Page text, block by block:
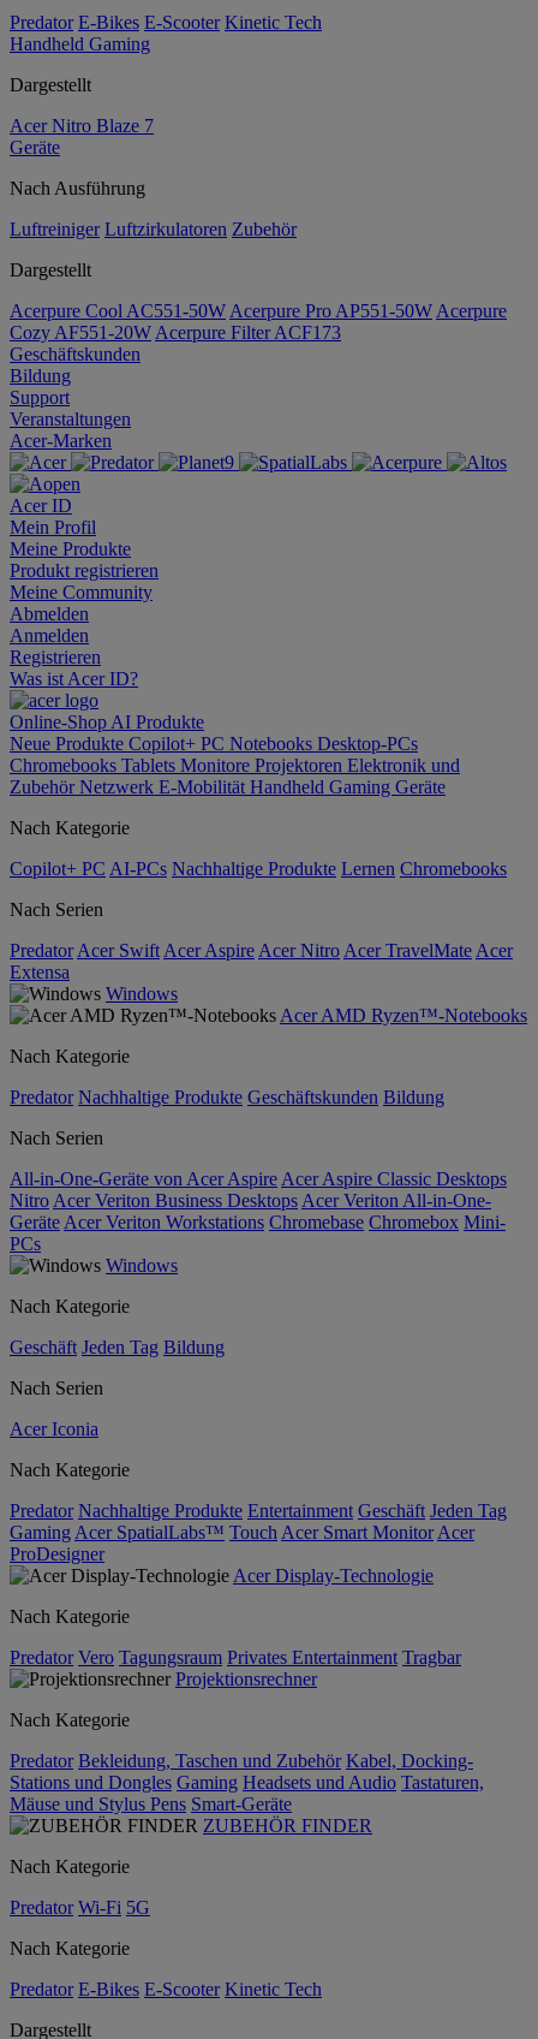
Predator E-Bikes E-Scooter Kinetic Tech
Handheld Gaming
Dargestellt
Acer Nitro Blaze 7
Geräte
Nach Ausführung
Luftreiniger Luftzirkulatoren Zubehör
Dargestellt
Acerpure Cool AC551-50W Acerpure Pro AP551-50W Acerpure
Cozy AF551-20W Acerpure Filter ACF173
Geschäftskunden
Bildung
Support
Veranstaltungen
Acer-Marken
Acer ID
Mein Profil
Meine Produkte
Produkt registrieren
Meine Community
Abmelden
Anmelden
Registrieren
Was ist Acer ID?
Online-Shop AI Produkte
Neue Produkte Copilot+ PC Notebooks Desktop-PCs
Chromebooks Tablets Monitore Projektoren Elektronik und
ZubehörNetzwerk E-Mobilität Handheld Gaming Geräte
Nach Kategorie
Copilot+ PC AI-PCs Nachhaltige Produkte Lernen Chromebooks
Nach Serien
Predator Acer Swift Acer Aspire Acer Nitro Acer TravelMate Acer
Extensa
Windows
Acer AMD Ryzen™-Notebooks
Nach Kategorie
Predator Nachhaltige Produkte Geschäftskunden Bildung
Nach Serien
All-in-One-Geräte von Acer Aspire Acer Aspire Classic Desktops
Nitro Acer Veriton Business Desktops Acer Veriton All-in-One-
Geräte Acer Veriton Workstations Chromebase Chromebox Mini-
PCs
Windows
Nach Kategorie
Geschäft Jeden Tag Bildung
Nach Serien
Acer Iconia
Nach Kategorie
Predator Nachhaltige Produkte Entertainment Geschäft Jeden Tag
Gaming Acer SpatialLabs™ Touch Acer Smart Monitor Acer
ProDesigner
Acer Display-Technologie
Nach Kategorie
Predator Vero Tagungsraum Privates Entertainment Tragbar
Projektionsrechner
Nach Kategorie
Predator Bekleidung, Taschen und Zubehör Kabel, Docking-
Stations und Dongles Gaming Headsets und Audio Tastaturen,
Mäuse und Stylus Pens Smart-Geräte
ZUBEHÖR FINDER
Nach Kategorie
Predator Wi-Fi 5G
Nach Kategorie
Predator E-Bikes E-Scooter Kinetic Tech
Dargestellt